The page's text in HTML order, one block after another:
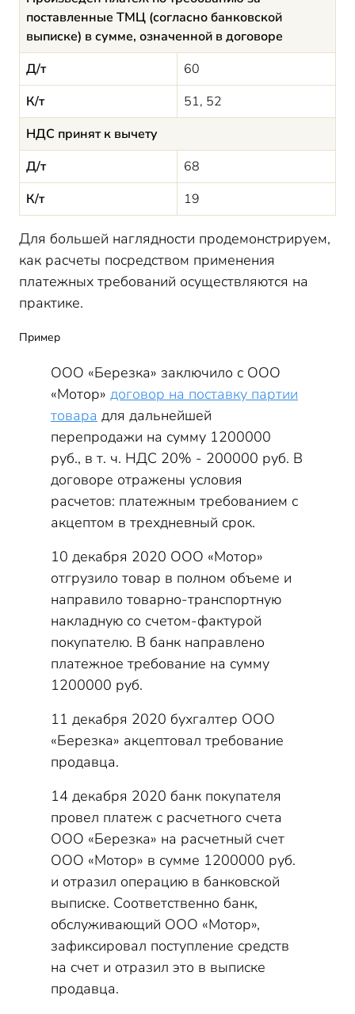
поставленные ТМЦ (согласно банковской
выписке) в сумме, означенной в договоре
Д/т
60
К/т
51, 52
НДС принят к вычету
Д/т
68
К/т
19
Для большей наглядности продемонстрируем,
как расчеты посредством применения
платежных требований осуществляются на
практике.
Пример
ООО «Березка» заключило с ООО
«Мотор» договор на поставку партии
товара для дальнейшей
перепродажи на сумму 1200000
руб., в т. ч. НДС 20% - 200000 руб. В
договоре отражены условия
расчетов: платежным требованием с
акцептом в трехдневный срок.
10 декабря 2020 ООО «Мотор»
отгрузило товар в полном объеме и
направило товарно-транспортную
накладную со счетом-фактурой
покупателю. В банк направлено
платежное требование на сумму
1200000 руб.
11 декабря 2020 бухгалтер ООО
«Березка» акцептовал требование
продавца.
14 декабря 2020 банк покупателя
провел платеж с расчетного счета
ООО «Березка» на расчетный счет
ООО «Мотор» в сумме 1200000 руб.
и отразил операцию в банковской
выписке. Соответственно банк,
обслуживающий ООО «Мотор»,
зафиксировал поступление средств
на счет и отразил это в выписке
продавца.